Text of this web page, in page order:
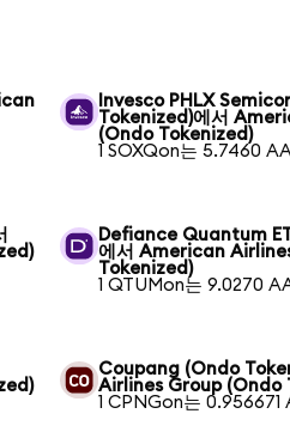
Invesco PHLX
Tokenized)에서
(Ondo Tokenized)
1 SOXQon는 5.7460
Defiance Quantum
에서 American
Tokenized)
1 QTUMon는 9.0270
Coupang (Ondo
Airlines Group (Ondo
1 CPNGon는 0.956671